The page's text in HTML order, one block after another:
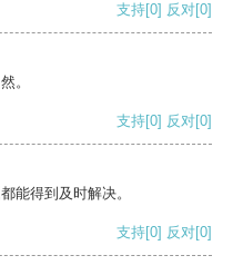
支持[0] 反对[0]
。
支持[0] 反对[0]
能得到及时解决。
支持[0] 反对[0]